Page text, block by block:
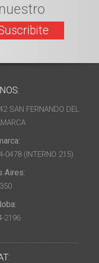
SAN FERNANDO DEL
0478 (INTERNO 215)
Aires:
2196